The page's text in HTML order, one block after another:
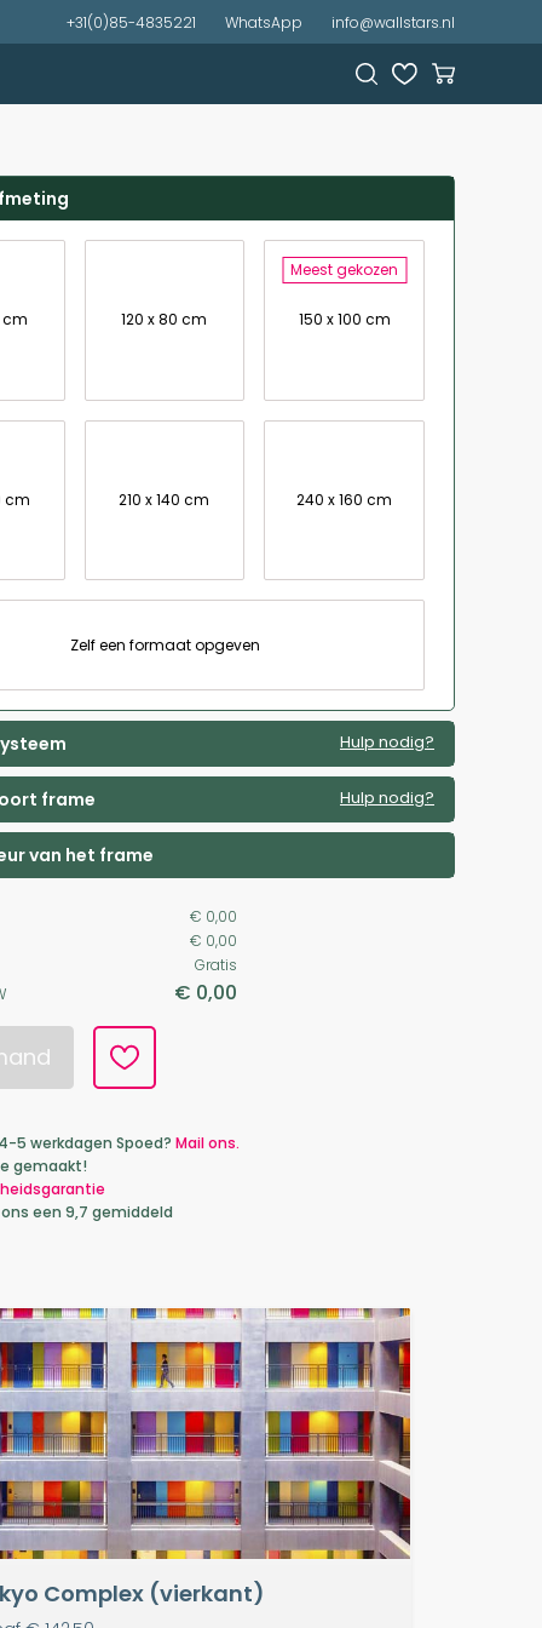
+31(0)85-4835221 WhatsApp info@wallstars.nl
cm 120 x 80 cm
Meest gekozen
150 x 100 cm
cm 210 x 140 cm 240 x 160 cm
Zelf een formaat opgeven
Hulp nodig?
frame Hulp nodig?
van het frame
€ 0,00
€ 0,00
Gratis
€ 0,00
5 werkdagen Spoed? Mail ons.
gemaakt!
een 9,7 gemiddeld
Complex (vierkant)